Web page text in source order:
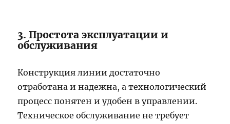
3. Простота эксплуатации и
обслуживания
Конструкция линии достаточно
отработана и надежна, а технологический
процесс понятен и удобен в управлении.
Техническое обслуживание не требует